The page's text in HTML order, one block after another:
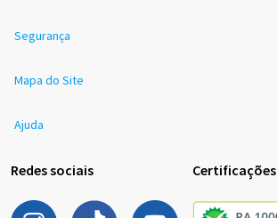
Segurança
Mapa do Site
Ajuda
Redes sociais Certificações